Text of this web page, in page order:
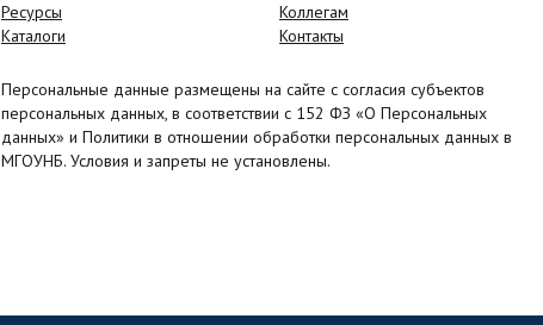
Ресурсы
Каталоги
Коллегам
Контакты
Персональные данные размещены на сайте с согласия субъектов
персональных данных, в соответствии с 152 ФЗ «О Персональных
данных» и Политики в отношении обработки персональных данных в
МГОУНБ. Условия и запреты не установлены.